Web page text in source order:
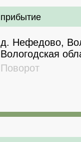
прибытие
д. Нефедово,
Вологодская
Поворот